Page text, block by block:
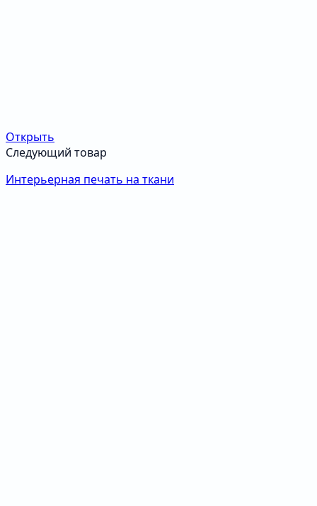
Открыть
Следующий товар
Интерьерная печать на ткани